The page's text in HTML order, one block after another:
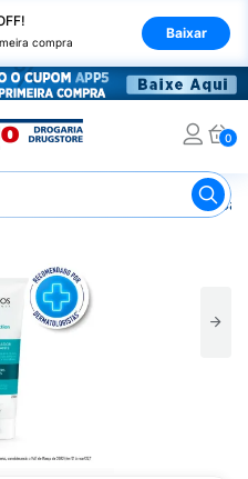
compra
Baixar
0
Dermocosméticos para os